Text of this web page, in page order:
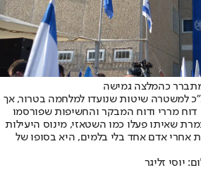
כהמלצה גמישה
למשטרה שיטות שנועדו למלחמה בטרור, אך
דוח מררי ודוח המבקר והחשיפות שפורסמו
שאיתו פעלו כמו השטאזי, מינוס היעילות
אחרי אדם אחד בלי בלמים, היא בסופו של
יוסי זליגר